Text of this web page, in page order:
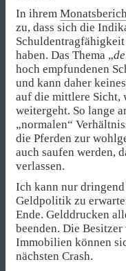
In ihrem
zu, dass sich die
haben. Das Thema „
hoch empfundenen
und kann daher
auf die mittlere Sicht,
weitergeht. So lange
„normalen“
die Pferden zur
auch saufen werden,
verlassen.
Ich kann nur
Geldpolitik zu
Ende. Gelddrucken
beenden. Die
Immobilien können
nächsten Crash.